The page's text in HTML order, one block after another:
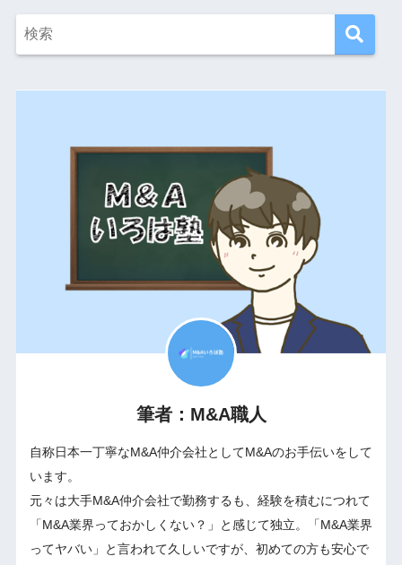
筆者：M&A職人
自称日本一丁寧なM&A仲介会社としてM&Aのお手伝いをして
います。
元々は大手M&A仲介会社で勤務するも、経験を積むにつれて
「M&A業界っておかしくない？」と感じて独立。「M&A業界
ってヤバい」と言われて久しいですが、初めての方も安心で